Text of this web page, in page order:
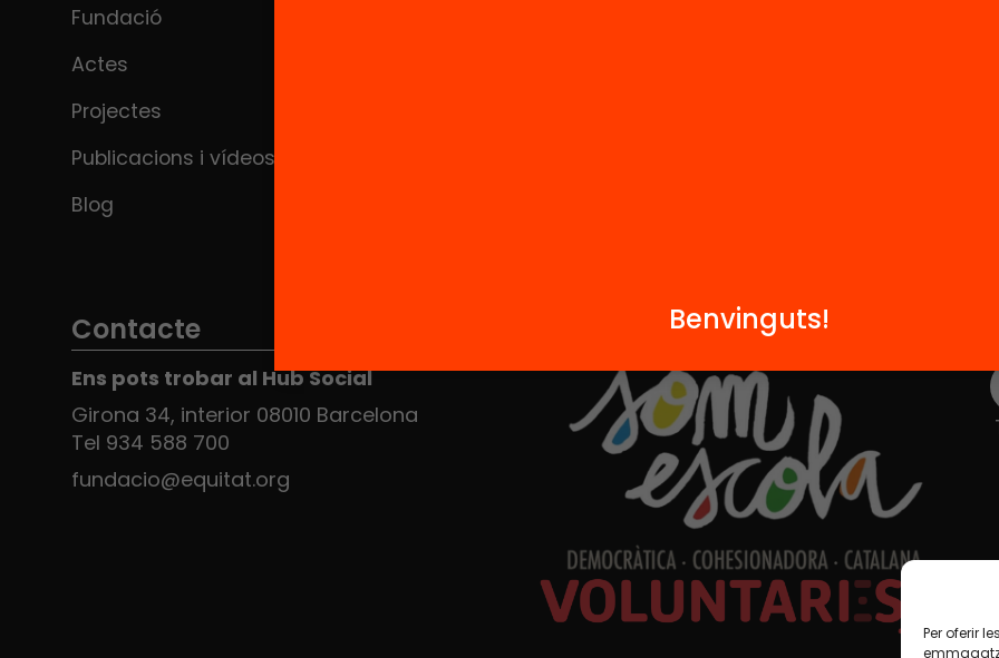
Per oferir
Fundació
Actes
Projectes
Publicacions i vídeos
Blog
Contacte
Ens pots trobar al Hub Social
Girona 34, interior 08010 Barcelona
Tel 934 588 700
fundacio@equitat.org
Formem part de...
Benvinguts!